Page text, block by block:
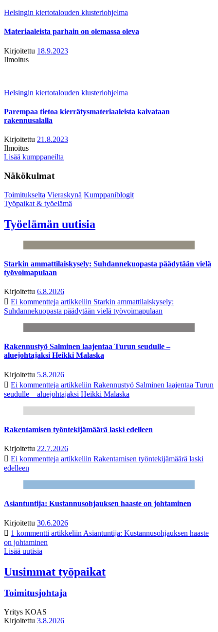
Helsingin kiertotalouden klusteriohjelma
Materiaaleista parhain on olemassa oleva
Kirjoitettu 18.9.2023
Ilmoitus
Helsingin kiertotalouden klusteriohjelma
Parempaa tietoa kierrätysmateriaaleista kaivataan
rakennusalalla
Kirjoitettu 21.8.2023
Ilmoitus
Lisää kumppaneilta
Näkökulmat
Toimitukselta Vieraskynä Kumppaniblogit
Työpaikat & työelämä
Työelämän uutisia
Starkin ammattilaiskysely: Suhdannekuopasta päädytään vielä
työvoimapulaan
Kirjoitettu 6.8.2026
Ei kommentteja artikkeliin Starkin ammattilaiskysely:
Suhdannekuopasta päädytään vielä työvoimapulaan
Rakennustyö Salminen laajentaa Turun seudulle –
aluejohtajaksi Heikki Malaska
Kirjoitettu 5.8.2026
Ei kommentteja artikkeliin Rakennustyö Salminen laajentaa Turun
seudulle – aluejohtajaksi Heikki Malaska
Rakentamisen työntekijämäärä laski edelleen
Kirjoitettu 22.7.2026
Ei kommentteja artikkeliin Rakentamisen työntekijämäärä laski
edelleen
Asiantuntija: Kustannusohjauksen haaste on johtaminen
Kirjoitettu 30.6.2026
1 kommentti artikkeliin Asiantuntija: Kustannusohjauksen haaste
on johtaminen
Lisää uutisia
Uusimmat työpaikat
Toimitusjohtaja
Yritys KOAS
Kirjoitettu 3.8.2026